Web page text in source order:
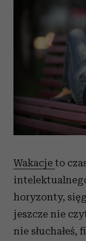
Wakacje to
horyzonty,
jeszcze nie
nie słuchałeś,